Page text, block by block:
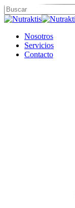
Skip
to
content
Close
Menu
Nosotros
Servicios
Contacto